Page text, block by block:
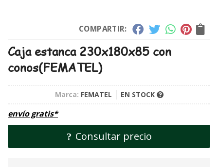
COMPARTIR:
Caja estanca 230x180x85 con
conos(FEMATEL)
Marca: FEMATEL EN STOCK
envío gratis*
Consultar precio